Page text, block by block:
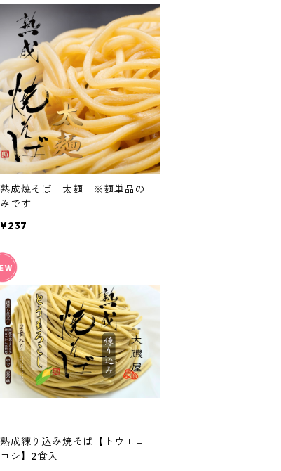
熟成焼そば 太麺 ※麺単品の
みです
¥237
熟成練り込み焼そば【トウモロ
コシ】2食入